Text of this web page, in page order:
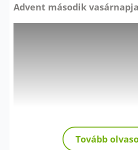
Advent második
Tovább